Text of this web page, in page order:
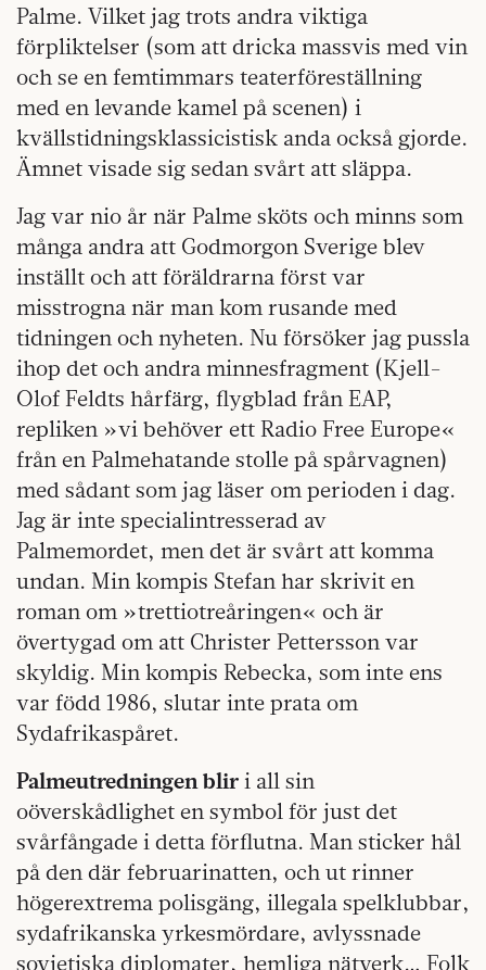
Palme. Vilket jag trots andra viktiga
förpliktelser (som att dricka massvis med vin
och se en femtimmars teaterföreställning
med en levande kamel på scenen) i
kvällstidningsklassicistisk anda också gjorde.
Ämnet visade sig sedan svårt att släppa.
Jag var nio år när Palme sköts och minns som
många andra att Godmorgon Sverige blev
inställt och att föräldrarna först var
misstrogna när man kom rusande med
tidningen och nyheten. Nu försöker jag pussla
ihop det och andra minnesfragment (Kjell-
Olof Feldts hårfärg, flygblad från EAP,
repliken »vi behöver ett Radio Free Europe«
från en Palmehatande stolle på spårvagnen)
med sådant som jag läser om perioden i dag.
Jag är inte specialintresserad av
Palmemordet, men det är svårt att komma
undan. Min kompis Stefan har skrivit en
roman om »trettiotreåringen« och är
övertygad om att Christer Pettersson var
skyldig. Min kompis Rebecka, som inte ens
var född 1986, slutar inte prata om
Sydafrikaspåret.
Palmeutredningen blir i all sin
oöverskådlighet en symbol för just det
svårfångade i detta förflutna. Man sticker hål
på den där februarinatten, och ut rinner
högerextrema polisgäng, illegala spelklubbar,
sydafrikanska yrkesmördare, avlyssnade
sovjetiska diplomater, hemliga nätverk… Folk